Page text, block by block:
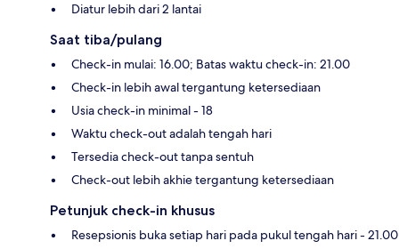
Diatur lebih dari 2 lantai
Saat tiba/pulang
Check-in mulai: 16.00; Batas waktu check-in: 21.00
Check-in lebih awal tergantung ketersediaan
Usia check-in minimal - 18
Waktu check-out adalah tengah hari
Tersedia check-out tanpa sentuh
Check-out lebih akhie tergantung ketersediaan
Petunjuk check-in khusus
Resepsionis buka setiap hari pada pukul tengah hari - 21.00